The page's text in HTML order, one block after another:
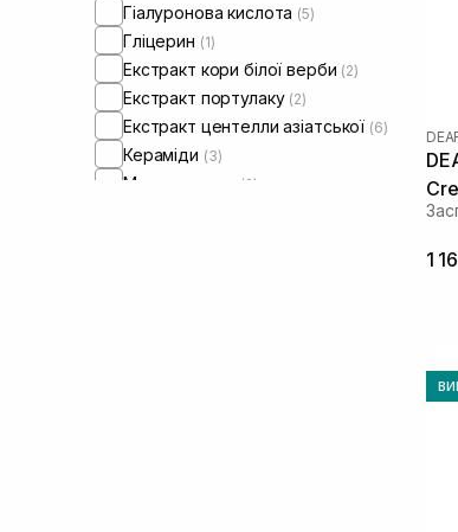
Гіалуронова кислота (5)
Гліцерин (1)
Екстракт кори білої верби (2)
Екстракт портулаку (2)
Екстракт центелли азіатської (6)
Кераміди (3)
Мадекасосид (2)
1